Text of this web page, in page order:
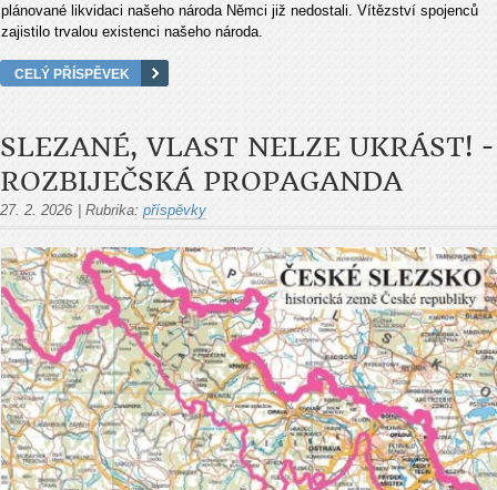
plánované likvidaci našeho národa Němci již nedostali. Vítězství spojenců
zajistilo trvalou existenci našeho národa.
CELÝ PŘÍSPĚVEK
SLEZANÉ, VLAST NELZE UKRÁST! -
ROZBIJEČSKÁ PROPAGANDA
27. 2. 2026 Rubrika: příspěvky